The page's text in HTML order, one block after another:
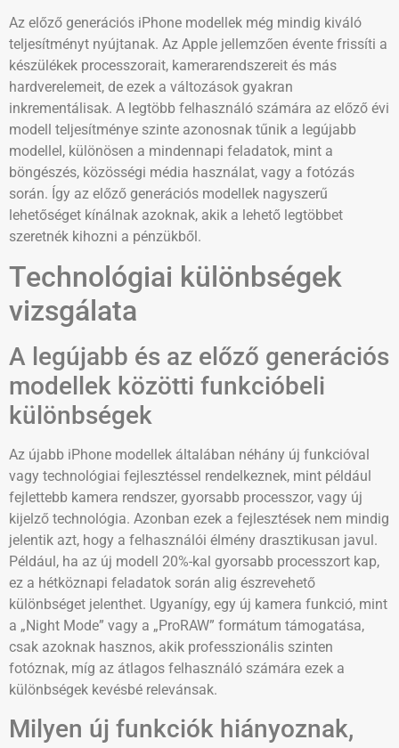
Az előző generációs iPhone modellek még mindig kiváló
teljesítményt nyújtanak. Az Apple jellemzően évente frissíti a
készülékek processzorait, kamerarendszereit és más
hardverelemeit, de ezek a változások gyakran
inkrementálisak. A legtöbb felhasználó számára az előző évi
modell teljesítménye szinte azonosnak tűnik a legújabb
modellel, különösen a mindennapi feladatok, mint a
böngészés, közösségi média használat, vagy a fotózás
során. Így az előző generációs modellek nagyszerű
lehetőséget kínálnak azoknak, akik a lehető legtöbbet
szeretnék kihozni a pénzükből.
Technológiai különbségek
vizsgálata
A legújabb és az előző generációs
modellek közötti funkcióbeli
különbségek
Az újabb iPhone modellek általában néhány új funkcióval
vagy technológiai fejlesztéssel rendelkeznek, mint például
fejlettebb kamera rendszer, gyorsabb processzor, vagy új
kijelző technológia. Azonban ezek a fejlesztések nem mindig
jelentik azt, hogy a felhasználói élmény drasztikusan javul.
Például, ha az új modell 20%-kal gyorsabb processzort kap,
ez a hétköznapi feladatok során alig észrevehető
különbséget jelenthet. Ugyanígy, egy új kamera funkció, mint
a „Night Mode” vagy a „ProRAW” formátum támogatása,
csak azoknak hasznos, akik professzionális szinten
fotóznak, míg az átlagos felhasználó számára ezek a
különbségek kevésbé relevánsak.
Milyen új funkciók hiányoznak,